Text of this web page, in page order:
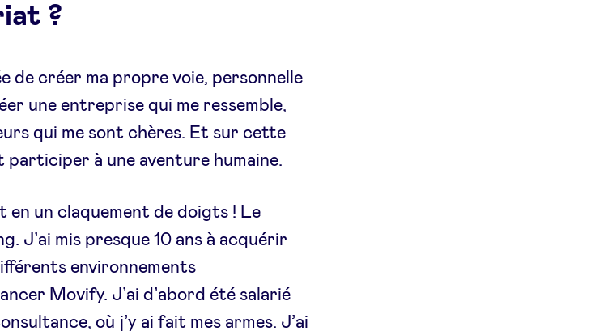
?
de créer ma propre voie, personnelle
une entreprise qui me ressemble,
qui me sont chères. Et sur cette
participer à une aventure humaine.
en un claquement de doigts ! Le
J’ai mis presque 10 ans à acquérir
environnements
Movify. J’ai d’abord été salarié
où j’y ai fait mes armes. J’ai